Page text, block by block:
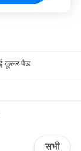
कूलर पैड
सभी